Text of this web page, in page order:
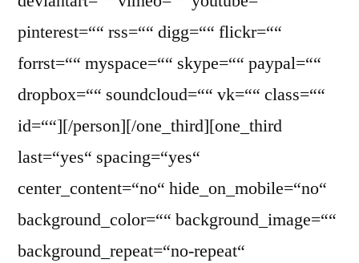
pinterest=““ rss=““ digg=““ flickr=““
forrst=““ myspace=““ skype=““ paypal=““
dropbox=““ soundcloud=““ vk=““ class=““
id=““][/person][/one_third][one_third
last=“yes“ spacing=“yes“
center_content=“no“ hide_on_mobile=“no“
background_color=““ background_image=““
background_repeat=“no-repeat“